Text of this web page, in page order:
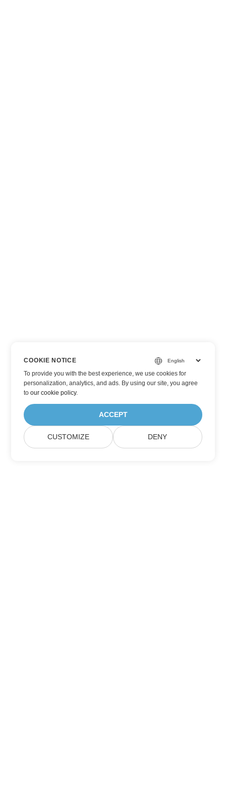
COOKIE NOTICE
To provide you with the best experience, we use cookies for
personalization, analytics, and ads. By using our site, you agree
toour cookie policy.
ACCEPT
CUSTOMIZE DENY